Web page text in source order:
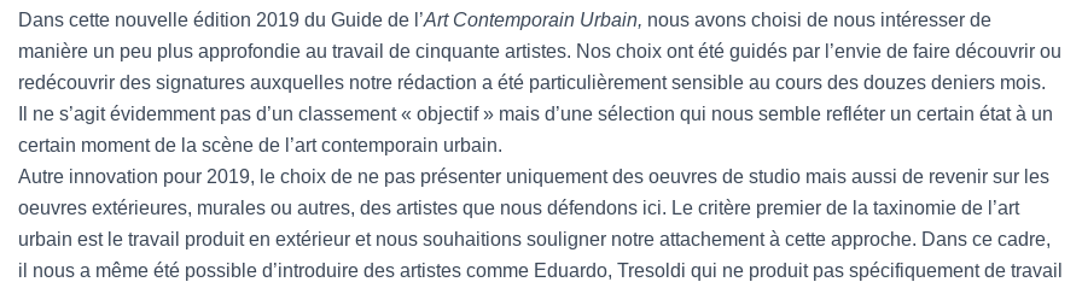
Dans cette nouvelle édition 2019 du Guide de l’Art Contemporain Urbain, nous avons choisi de nous intéresser de
manière un peu plus approfondie au travail de cinquante artistes. Nos choix ont été guidés par l’envie de faire découvrir ou
redécouvrir des signatures auxquelles notre rédaction a été particulièrement sensible au cours des douzes deniers mois.
Il ne s’agit évidemment pas d’un classement « objectif » mais d’une sélection qui nous semble refléter un certain état à un
certain moment de la scène de l’art contemporain urbain.
Autre innovation pour 2019, le choix de ne pas présenter uniquement des oeuvres de studio mais aussi de revenir sur les
oeuvres extérieures, murales ou autres, des artistes que nous défendons ici. Le critère premier de la taxinomie de l’art
urbain est le travail produit en extérieur et nous souhaitions souligner notre attachement à cette approche. Dans ce cadre,
il nous a même été possible d’introduire des artistes comme Eduardo, Tresoldi qui ne produit pas spécifiquement de travail